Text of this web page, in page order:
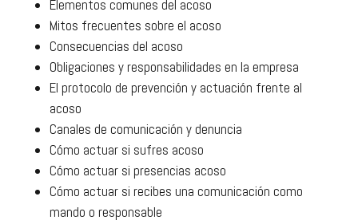
Elementos comunes del acoso
Mitos frecuentes sobre el acoso
Consecuencias del acoso
Obligaciones y responsabilidades en la empresa
El protocolo de prevención y actuación frente al
acoso
Canales de comunicación y denuncia
Cómo actuar si sufres acoso
Cómo actuar si presencias acoso
Cómo actuar si recibes una comunicación como
mando o responsable